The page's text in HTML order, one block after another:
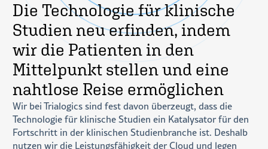
Die Technologie für klinische
Studien neu erfinden, indem
wir die Patienten in den
Mittelpunkt stellen und eine
nahtlose Reise ermöglichen
Wir bei Trialogics sind fest davon überzeugt, dass die
Technologie für klinische Studien ein Katalysator für den
Fortschritt in der klinischen Studienbranche ist. Deshalb
nutzen wir die Leistungsfähigkeit der Cloud und legen